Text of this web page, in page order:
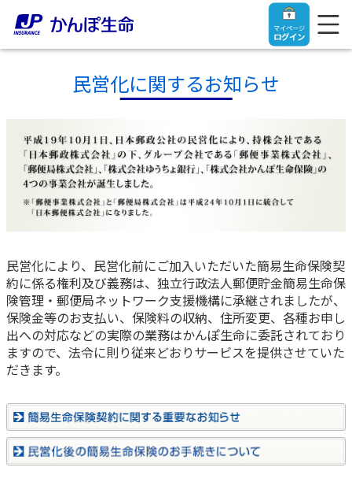
マイページ
ログイン
トップ
ご契約者さま
マイページログイン
入院保険金・手術保険金のご請求
お手続き一覧
きっかけ・できごとから探す
保険をご検討中のお客さま
終身保険
養老保険
定期保険
学資保険
法人のお客さま
【まずはご相談ください】企業経営でお悩みの方はこ
ちら
法人のお客さま向け商品一覧
目的から探す
お役立ち情報
お役立ち情報
かんぽのLifeサポートナビ
かんぽ生命について
かんぽ生命について
よくあるご質問
民営化に関するお知らせ
民営化により、民営化前にご加入いただいた簡易生命保険契
約に係る権利及び義務は、独立行政法人郵便貯金簡易生命保
険管理・郵便局ネットワーク支援機構に承継されましたが、
保険金等のお支払い、保険料の収納、住所変更、各種お申し
出への対応などの実際の業務はかんぽ生命に委託されており
ますので、法令に則り従来どおりサービスを提供させていた
だきます。